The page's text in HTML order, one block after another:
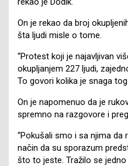
On je rekao da broj
šta ljudi misle o tome.
“Protest koji je najavljivan
okupljanjem 227 ljudi,
To govori kolika je snaga
On je napomenuo da je
spremno na razgovore i
“Pokušali smo i sa njima da
način da su sporazum
što to jeste. Tražilo se